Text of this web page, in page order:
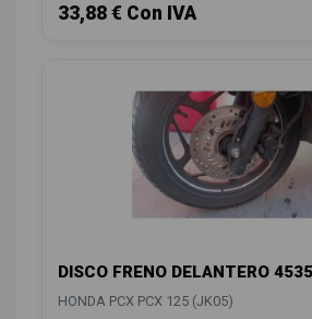
33,88 € Con IVA
DISCO FRENO DELANTERO
HONDA PCX PCX 125 (JK05)